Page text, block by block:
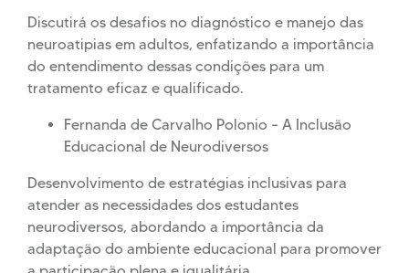
Discutirá os desafios no diagnóstico e manejo das
neuroatipias em adultos, enfatizando a importância
do entendimento dessas condições para um
tratamento eficaz e qualificado.
Fernanda de Carvalho Polonio – A Inclusão
Educacional de Neurodiversos
Desenvolvimento de estratégias inclusivas para
atender as necessidades dos estudantes
neurodiversos, abordando a importância da
adaptação do ambiente educacional para promover